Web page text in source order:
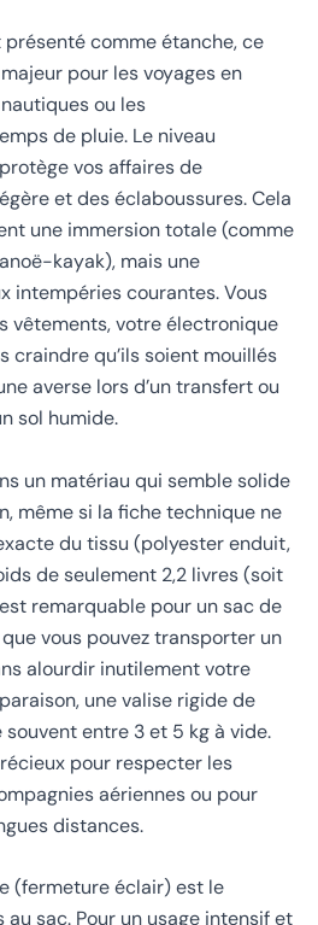
présenté comme étanche, ce
pour les voyages en
ou les
de pluie. Le niveau
vos affaires de
et des éclaboussures. Cela
une immersion totale (comme
kayak), mais une
intempéries courantes. Vous
vêtements, votre électronique
craindre qu’ils soient mouillés
averse lors d’un transfert ou
sol humide.
un matériau qui semble solide
même si la fiche technique ne
du tissu (polyester enduit,
de seulement 2,2 livres (soit
remarquable pour un sac de
vous pouvez transporter un
alourdir inutilement votre
une valise rigide de
entre 3 et 5 kg à vide.
pour respecter les
aériennes ou pour
distances.
(fermeture éclair) est le
sac. Pour un usage intensif et